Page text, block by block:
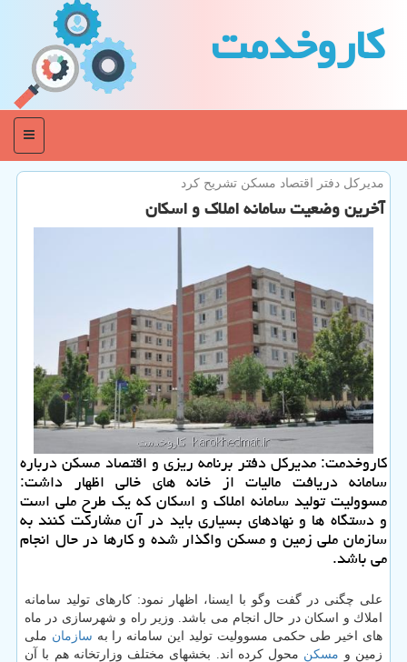
كاروخدمت
منو
مدیركل دفتر اقتصاد مسكن تشریح كرد
آخرین وضعیت سامانه املاك و اسكان
كاروخدمت: مدیركل دفتر برنامه ریزی و اقتصاد مسكن درباره
سامانه دریافت مالیات از خانه های خالی اظهار داشت:
مسوولیت تولید سامانه املاك و اسكان كه یك طرح ملی است
و دستگاه ها و نهادهای بسیاری باید در آن مشاركت كنند به
سازمان ملی زمین و مسكن واگذار شده و كارها در حال انجام
می باشد.
علی چگنی در گفت وگو با ایسنا، اظهار نمود: كارهای تولید سامانه
املاك و اسكان در حال انجام می باشد. وزیر راه و شهرسازی در ماه
های اخیر طی حكمی مسوولیت تولید این سامانه را به سازمان ملی
زمین و مسكن محول كرده اند. بخشهای مختلف وزارتخانه هم با آن